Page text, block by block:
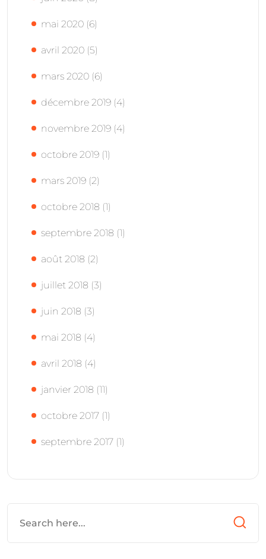
mai 2020 (6)
avril 2020 (5)
mars 2020 (6)
décembre 2019 (4)
novembre 2019 (4)
octobre 2019 (1)
mars 2019 (2)
octobre 2018 (1)
septembre 2018 (1)
août 2018 (2)
juillet 2018 (3)
juin 2018 (3)
mai 2018 (4)
avril 2018 (4)
janvier 2018 (11)
octobre 2017 (1)
septembre 2017 (1)